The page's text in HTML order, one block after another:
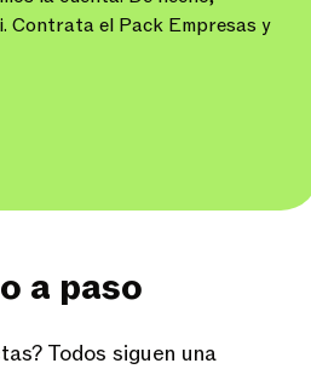
Contrata el Pack Empresas y
a paso
Todos siguen una